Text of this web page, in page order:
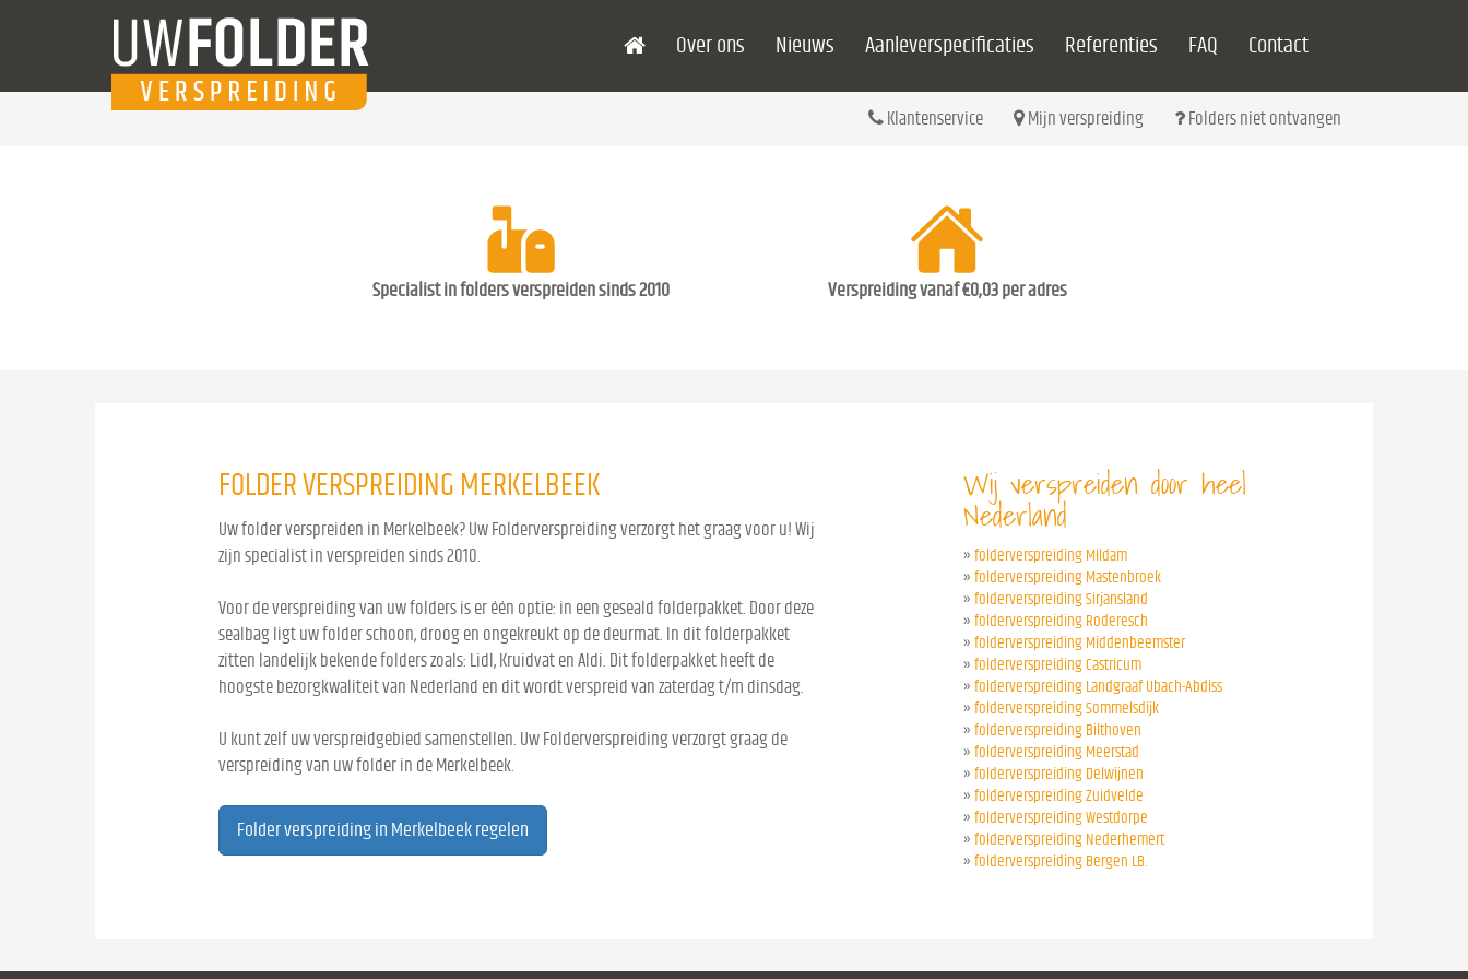
Over ons Nieuws Aanleverspecificaties Referenties FAQ Contact
Klantenservice Mijn verspreiding Folders niet ontvangen
Specialist in folders verspreiden sinds 2010 Verspreiding vanaf €0,03 per adres
FOLDER VERSPREIDING MERKELBEEK
Uw folder verspreiden in Merkelbeek? Uw Folderverspreiding verzorgt het graag voor u! Wij
zijn specialist in verspreiden sinds 2010.
Voor de verspreiding van uw folders is er één optie: in een geseald folderpakket. Door deze
sealbag ligt uw folder schoon, droog en ongekreukt op de deurmat. In dit folderpakket
zitten landelijk bekende folders zoals: Lidl, Kruidvat en Aldi. Dit folderpakket heeft de
hoogste bezorgkwaliteit van Nederland en dit wordt verspreid van zaterdag t/m dinsdag.
U kunt zelf uw verspreidgebied samenstellen. Uw Folderverspreiding verzorgt graag de
verspreiding van uw folder in de Merkelbeek.
Folder verspreiding in Merkelbeek regelen
Wij verspreiden door heel
Nederland
» folderverspreiding Mildam
» folderverspreiding Mastenbroek
» folderverspreiding Sirjansland
» folderverspreiding Roderesch
» folderverspreiding Middenbeemster
» folderverspreiding Castricum
» folderverspreiding Landgraaf Ubach-Abdiss
» folderverspreiding Sommelsdijk
» folderverspreiding Bilthoven
» folderverspreiding Meerstad
» folderverspreiding Delwijnen
» folderverspreiding Zuidvelde
» folderverspreiding Westdorpe
» folderverspreiding Nederhemert
» folderverspreiding Bergen LB.